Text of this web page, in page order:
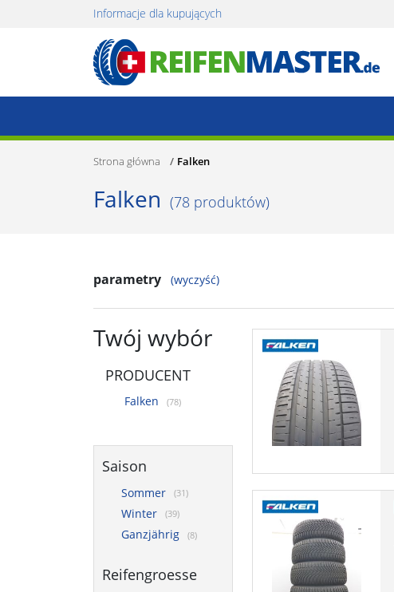
Informacje dla kupujących
Strona główna Falken
Falken (78 produktów)
parametry (wyczyść)
Twój wybór
PRODUCENT
Falken (78)
Saison
Sommer (31)
Winter (39)
Ganzjährig (8)
Reifengroesse